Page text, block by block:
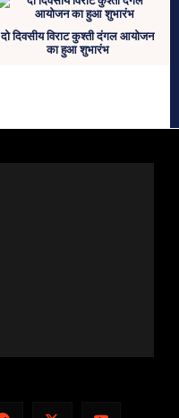
दो दिवसीय विराट कुश्ती दंगल आयोजन
का हुआ शुभारंभ